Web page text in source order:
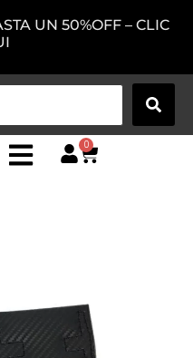
UN 50%OFF – CLIC
0